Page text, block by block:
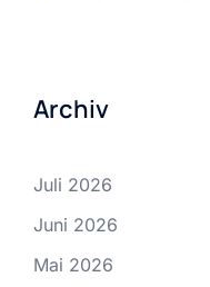
Archiv
Juli 2026
Juni 2026
Mai 2026